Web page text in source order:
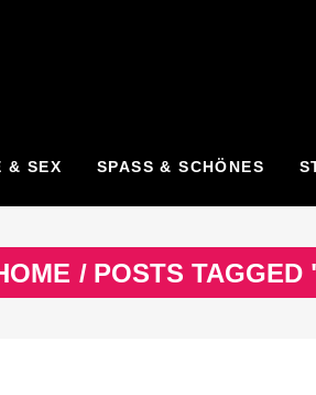
& SEX SPASS & SCHÖNES
/ POSTS TAGGED